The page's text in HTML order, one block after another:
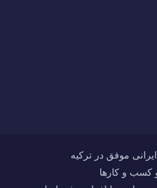
موفق در ترکیه
کسب و کارها